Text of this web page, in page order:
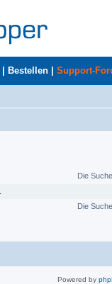
Bestellen Support-
Die
Die
Powered by